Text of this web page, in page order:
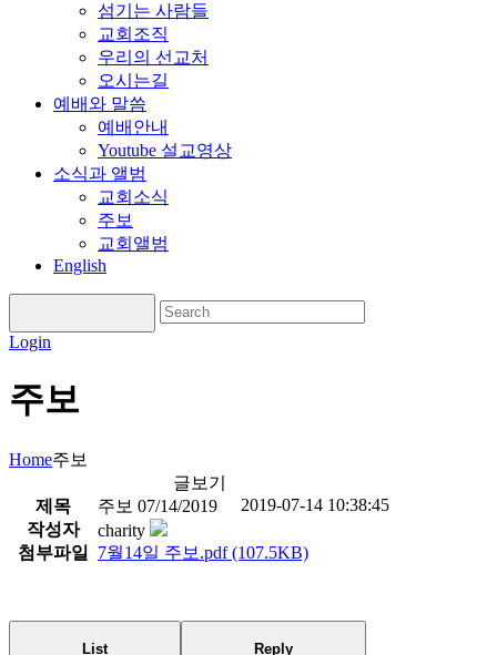
섬기는 사람들
교회조직
우리의 선교처
오시는길
예배와 말씀
예배안내
Youtube 설교영상
소식과 앨범
교회소식
주보
교회앨범
English
Login
주보
Home주보
글보기
제목
주보 07/14/2019
2019-07-14 10:38:45
작성자
charity
첨부파일
7월14일 주보.pdf(107.5KB)
List Reply